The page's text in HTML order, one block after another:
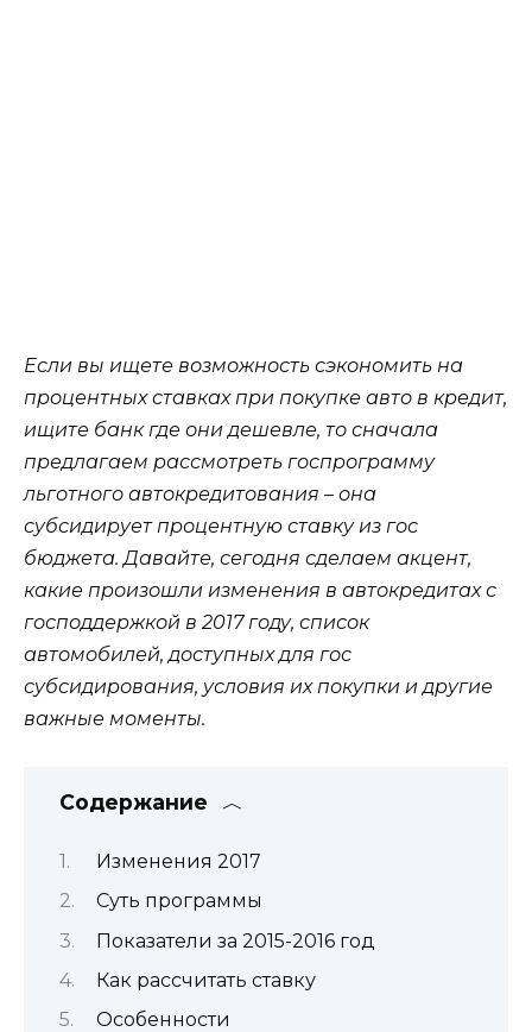
Если вы ищете возможность сэкономить на
процентных ставках при покупке авто в кредит,
ищите банк где они дешевле, то сначала
предлагаем рассмотреть госпрограмму
льготного автокредитования – она
субсидирует процентную ставку из гос
бюджета.Давайте, сегодня сделаем акцент,
какие произошли изменения в автокредитах с
господдержкой в 2017 году, список
автомобилей, доступных для гос
субсидирования, условия их покупки и другие
важные моменты.
Содержание
Изменения 2017
Суть программы
Показатели за 2015-2016 год
Как рассчитать ставку
Особенности